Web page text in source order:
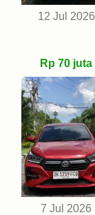
12 Jul 2026
Rp 70 juta
7 Jul 2026